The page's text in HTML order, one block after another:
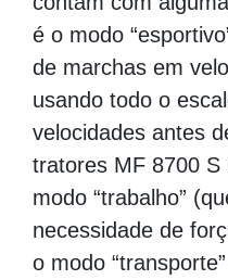
é o modo
de marchas em
usando todo o
velocidades antes
tratores MF 8700 S
modo “trabalho”
necessidade de
o modo